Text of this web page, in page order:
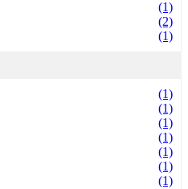
(1)
(2)
(1)
(1)
(1)
(1)
(1)
(1)
(1)
(1)